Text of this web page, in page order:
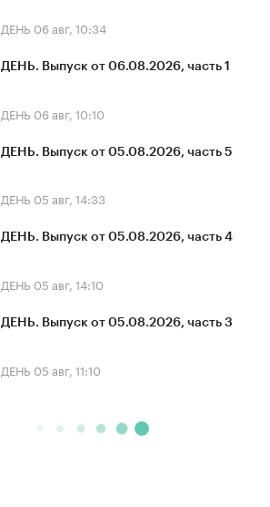
ДЕНЬ 06 авг, 10:34
ДЕНЬ. Выпуск от 06.08.2026, часть 1
ДЕНЬ 06 авг, 10:10
ДЕНЬ. Выпуск от 05.08.2026, часть 5
ДЕНЬ 05 авг, 14:33
ДЕНЬ. Выпуск от 05.08.2026, часть 4
ДЕНЬ 05 авг, 14:10
ДЕНЬ. Выпуск от 05.08.2026, часть 3
ДЕНЬ 05 авг, 11:10